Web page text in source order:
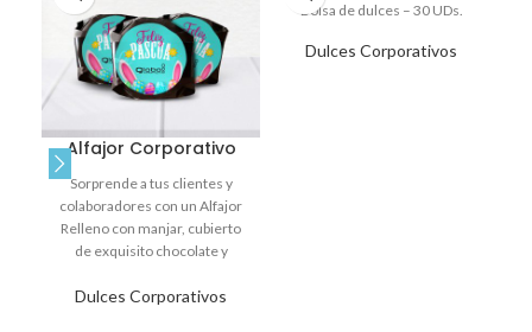
Alfajor Corporativo
Dulces Corporativos
Sorprende a tus clientes y
colaboradores con un Alfajor
Relleno con manjar, cubierto
de exquisito chocolate y
empresa. Un detalle dulce que
Dulces Corporativos
Bolsa de dulces – 30 UDs.